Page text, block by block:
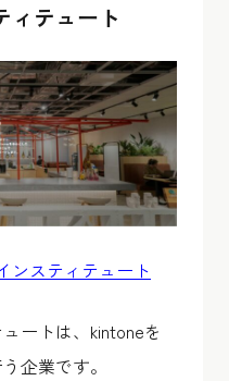
ィテュート
ンスティテュート
ートは、kintoneを
企業です。